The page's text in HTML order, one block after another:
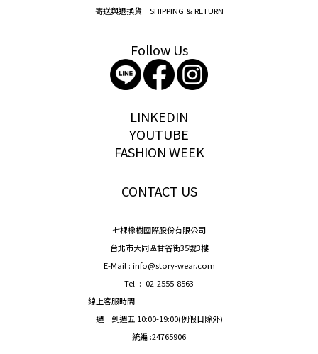
寄送與退換貨｜SHIPPING & RETURN
Follow Us
LINKEDIN
YOUTUBE
FASHION WEEK
CONTACT US
七棵橡樹國際股份有限公司
台北市大同區甘谷街35號3樓
E-Mail : info@story-wear.com
Tel : 02-2555-8563
線上客服時間
週一到週五 10:00-19:00(例假日除外)
統編 :24765906